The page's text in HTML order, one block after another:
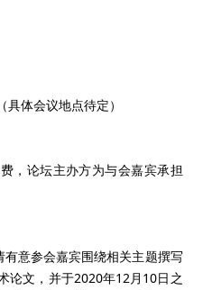
体会议地点待定）
，论坛主办方为与会嘉宾承担
有意参会嘉宾围绕相关主题撰写
论文，并于2020年12月10日之